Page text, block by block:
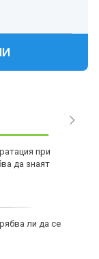
при
да знаят
ли да се